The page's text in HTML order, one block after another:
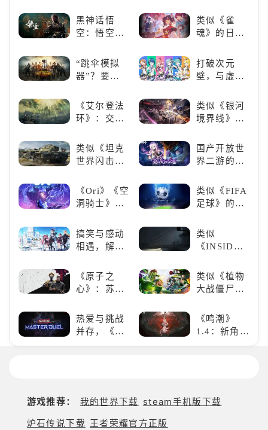
2K24梦幻球
队》类似游
荐：体验沉
浸式解谜，
黑神话悟
空：悟空携
来，游戏界
的东方巨
兽，引爆全
类似《雀
魂》的日系
好看的ACG
看板娘们等
着你！
“跳伞模拟
器”？要
“刚”？
打破次元
壁，与虚拟
写音符物语
《艾尔登法
环》：交界
奇与魂系新
巅峰
类似《银河
境界线》的
类手游推
荐：极致策
类似《坦克
世界闪击
（WOTB）
的军事类游
爱的装备出
发吧！
国产开放世
界二游的里
神》
《Ori》《空
洞骑士》
胞》横向对
比，不知道
入手那个看
类似《FIFA
足球》的足
荐！快来赢
得世界冠军
搞笑与感动
相遇，解锁
的魅力
类似
《INSIDE》
戏！快动起
你的小脑筋
来通关！
《原子之
心》：苏联
游戏盛宴与
瑕疵
类似《植物
大战僵尸》
游戏，休闲
娱乐尽在手
热爱与挑战
并存，《游
戏王：大师
《鸣潮》
1.4：新角
色、新剧
游戏推荐： 我的世界下载 steam手机版下载
炉石传说下载 王者荣耀官方正版